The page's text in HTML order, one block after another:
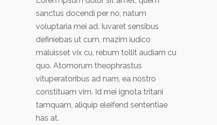
sanctus docendi per no, natum
voluptaria mei ad. Iuvaret sensibus
definiebas ut cum, mazim iudico
maluisset vix cu, rebum tollit audiam cu
quo. Atomorum theophrastus
vituperatoribus ad nam, ea nostro
constituam vim. Id mei ignota tritani
tamquam, aliquip eleifend sententiae
has at.